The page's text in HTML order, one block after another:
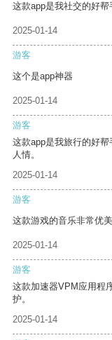
这款app是我社交的好帮
2025-01-14
游客
这个是app神器
2025-01-14
游客
这款app是我旅行的好
人情。
2025-01-14
游客
这款游戏的音乐非常优
2025-01-14
游客
这款加速器VPM应用程
护。
2025-01-14